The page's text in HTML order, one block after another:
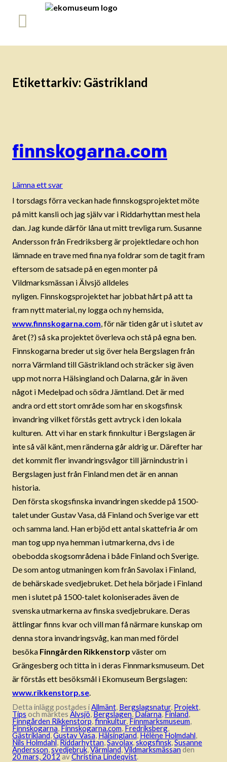
Etikettarkiv: Gästrikland
finnskogarna.com
Lämna ett svar
I torsdags förra veckan hade finnskogsprojektet möte
på mitt kansli och jag själv var i Riddarhyttan mest hela
dan. Jag kunde därför låna ut mitt trevliga rum. Susanne
Andersson från Fredriksberg är projektledare och hon
lämnade en trave med fina nya foldrar som de tagit fram
eftersom de satsade på en egen monter på
Vildmarksmässan i Älvsjö alldeles
nyligen. Finnskogsprojektet har jobbat hårt på att ta
fram nytt material, ny logga och ny hemsida,
www.finnskogarna.com, för när tiden går ut i slutet av
året (?) så ska projektet överleva och stå på egna ben.
Finnskogarna breder ut sig över hela Bergslagen från
norra Värmland till Gästrikland och sträcker sig även
upp mot norra Hälsingland och Dalarna, går in även
något i Medelpad och södra Jämtland. Det är med
andra ord ett stort område som har en skogsfinsk
invandring vilket förstås gett avtryck i den lokala
kulturen. Att vi har en stark finnkultur i Bergslagen är
inte så väl känt, men ränderna går aldrig ur. Därefter har
det kommit fler invandringsvågor till järnindustrin i
Bergslagen just från Finland men det är en annan
historia.
Den första skogsfinska invandringen skedde på 1500-
talet under Gustav Vasa, då Finland och Sverige var ett
och samma land. Han erbjöd ett antal skattefria år om
man tog upp nya hemman i utmarkerna, dvs i de
obebodda skogsområdena i både Finland och Sverige.
De som antog utmaningen kom från Savolax i Finland,
de behärskade svedjebruket. Det hela började i Finland
men i slutet på 1500-talet koloniserades även de
svenska utmarkerna av finska svedjebrukare. Deras
ättlingar finns kvar och vill man få närmare kunskap om
denna stora invandringsvåg, kan man med fördel
besöka Finngården Rikkenstorp väster om
Grängesberg och titta in i deras Finnmarksmuseum. Det
är förstås ett besöksmål i Ekomuseum Bergslagen:
www.rikkenstorp.se.
Detta inlägg postades iAllmänt, Bergslagsnatur, Projekt,
Tips och märktes Älvsjö, Bergslagen,Dalarna, Finland,
Finngården Rikkenstorp,finnkultur, Finnmarksmuseum,
Finnskogarna, Finnskogarna.com, Fredriksberg,
Gästrikland,Gustav Vasa, Hälsingland, Hélène Holmdahl,
Nils Holmdahl, Riddarhyttan,Savolax,skogsfinsk,Susanne
Andersson,svedjebruk,Värmland,Vildmarksmässan den
20 mars, 2012 avChristina Lindeqvist.